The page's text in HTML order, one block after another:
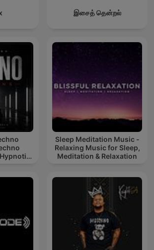
இசைத் தென்றல்
Sleep Meditation Music -
Relaxing Music for Sleep,
Meditation & Relaxation